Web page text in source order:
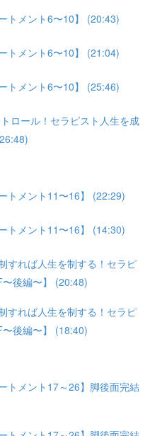
トメント6〜10】 (20:43)
トメント6〜10】 (21:04)
トメント6〜10】 (25:46)
ロール！セラピスト人生を成
トメント11〜16】 (22:29)
トメント11〜16】 (14:30)
すれば人生を制する！セラピ
後編〜】 (20:48)
すれば人生を制する！セラピ
後編〜】 (18:40)
トメント17～26】脚後面完結